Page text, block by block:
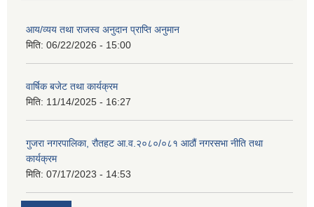
आय/व्यय तथा राजस्व अनुदान प्राप्ति अनुमान
मिति: 06/22/2026 - 15:00
वार्षिक बजेट तथा कार्यक्रम
मिति: 11/14/2025 - 16:27
गुजरा नगरपालिका, रौतहट आ.व.२०८०/०८१ आठौं नगरसभा नीति तथा
कार्यक्रम
मिति: 07/17/2023 - 14:53